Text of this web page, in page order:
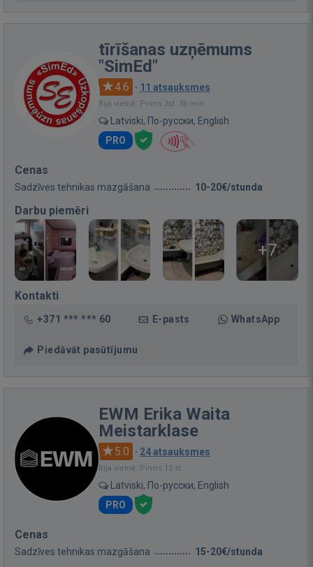
tīrīšanas uzņēmums
"SimEd"
4.6 · 11 atsauksmes
Bija vietnē: Pirms 3st. 36 min.
Latviski, По-русски, English
PRO
Cenas
Sadzīves tehnikas mazgāšana 10-20€/stunda
Darbu piemēri
+7
Kontakti
+371 *** *** 60 E-pasts WhatsApp
Piedāvāt pasūtījumu
EWM Erika Waita
Meistarklase
5.0 · 24 atsauksmes
Bija vietnē: Pirms 12 st.
Latviski, По-русски, English
PRO
Cenas
Sadzīves tehnikas mazgāšana 15-20€/stunda